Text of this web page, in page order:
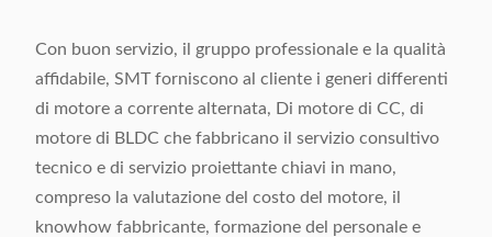
Con buon servizio, il gruppo professionale e la qualità
affidabile, SMT forniscono al cliente i generi differenti
di motore a corrente alternata, Di motore di CC, di
motore di BLDC che fabbricano il servizio consultivo
tecnico e di servizio proiettante chiavi in mano,
compreso la valutazione del costo del motore, il
knowhow fabbricante, formazione del personale e